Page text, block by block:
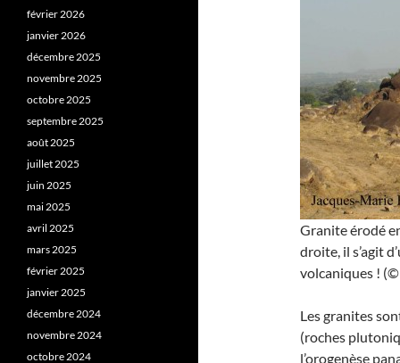
Granite érodé
droite, il s’agit
volcaniques !
Les granites
(roches
l’orogenèse
février 2026
janvier 2026
décembre 2025
novembre 2025
octobre 2025
septembre 2025
août 2025
juillet 2025
juin 2025
mai 2025
avril 2025
mars 2025
février 2025
janvier 2025
décembre 2024
novembre 2024
octobre 2024